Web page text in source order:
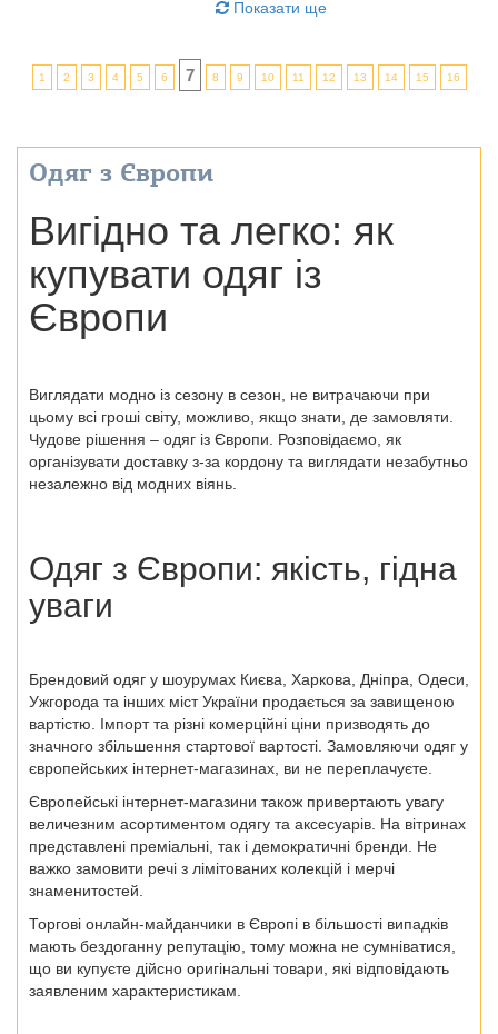
Показати ще
1 2 3 4 5 6 7 8 9 10 11 12 13 14 15 16
Одяг з Європи
Вигідно та легко: як
купувати одяг із
Європи
Виглядати модно із сезону в сезон, не витрачаючи при
цьому всі гроші світу, можливо, якщо знати, де замовляти.
Чудове рішення – одяг із Європи. Розповідаємо, як
організувати доставку з-за кордону та виглядати незабутньо
незалежно від модних віянь.
Одяг з Європи: якість, гідна
уваги
Брендовий одяг у шоурумах Києва, Харкова, Дніпра, Одеси,
Ужгорода та інших міст України продається за завищеною
вартістю. Імпорт та різні комерційні ціни призводять до
значного збільшення стартової вартості. Замовляючи одяг у
європейських інтернет-магазинах, ви не переплачуєте.
Європейські інтернет-магазини також привертають увагу
величезним асортиментом одягу та аксесуарів. На вітринах
представлені преміальні, так і демократичні бренди. Не
важко замовити речі з лімітованих колекцій і мерчі
знаменитостей.
Торгові онлайн-майданчики в Європі в більшості випадків
мають бездоганну репутацію, тому можна не сумніватися,
що ви купуєте дійсно оригінальні товари, які відповідають
заявленим характеристикам.